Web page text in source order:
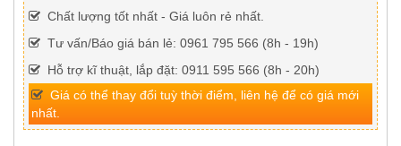
Chất lượng tốt nhất - Giá luôn rẻ nhất.
Tư vấn/Báo giá bán lẻ: 0961 795 566 (8h - 19h)
Hỗ trợ kĩ thuật, lắp đặt: 0911 595 566 (8h - 20h)
Giá có thể thay đổi tuỳ thời điểm, liên hệ để có giá mới
nhất.